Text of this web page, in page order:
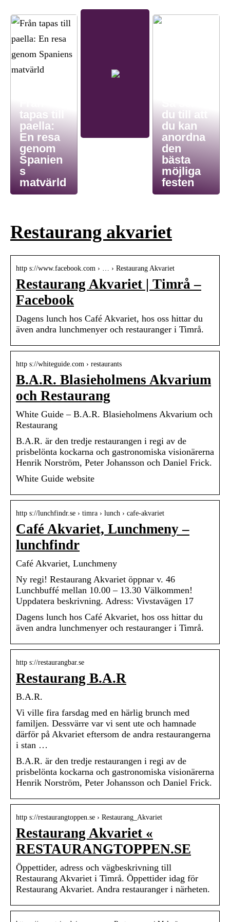
tapas till
paella:
En resa
genom
Spanien
s
matvärld
du till att
du kan
anordna
den
bästa
möjliga
festen
Restaurang akvariet
http s://www.facebook.com › … › Restaurang Akvariet
Restaurang Akvariet | Timrå –
Facebook
Dagens lunch hos Café Akvariet, hos oss hittar du
även andra lunchmenyer och restauranger i Timrå.
http s://whiteguide.com › restaurants
B.A.R. Blasieholmens Akvarium
och Restaurang
White Guide – B.A.R. Blasieholmens Akvarium och
Restaurang
B.A.R. är den tredje restaurangen i regi av de
prisbelönta kockarna och gastronomiska visionärerna
Henrik Norström, Peter Johansson och Daniel Frick.
White Guide website
http s://lunchfindr.se › timra › lunch › cafe-akvariet
Café Akvariet, Lunchmeny –
lunchfindr
Café Akvariet, Lunchmeny
Ny regi! Restaurang Akvariet öppnar v. 46
Lunchbuffé mellan 10.00 – 13.30 Välkommen!
Uppdatera beskrivning. Adress: Vivstavägen 17
Dagens lunch hos Café Akvariet, hos oss hittar du
även andra lunchmenyer och restauranger i Timrå.
http s://restaurangbar.se
Restaurang B.A.R
B.A.R.
Vi ville fira farsdag med en härlig brunch med
familjen. Dessvärre var vi sent ute och hamnade
därför på Akvariet eftersom de andra restaurangerna
i stan …
B.A.R. är den tredje restaurangen i regi av de
prisbelönta kockarna och gastronomiska visionärerna
Henrik Norström, Peter Johansson och Daniel Frick.
http s://restaurangtoppen.se › Restaurang_Akvariet
Restaurang Akvariet «
RESTAURANGTOPPEN.SE
Öppettider, adress och vägbeskrivning till
Restaurang Akvariet i Timrå. Öppettider idag för
Restaurang Akvariet. Andra restauranger i närheten.